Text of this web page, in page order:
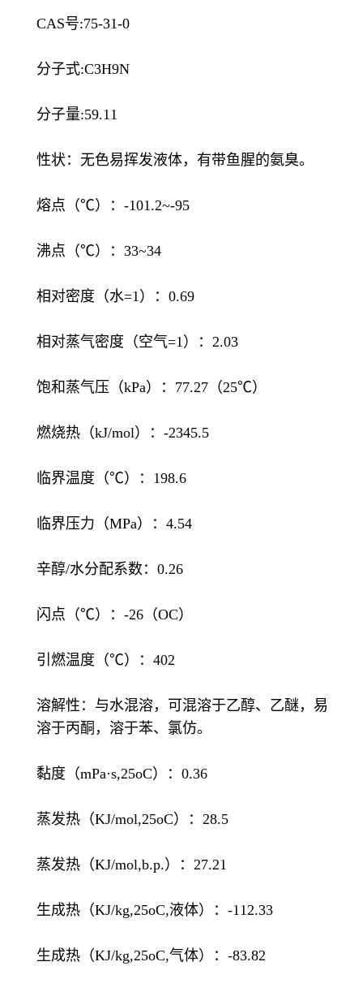
CAS号:75-31-0
分子式:C3H9N
分子量:59.11
性状：无色易挥发液体，有带鱼腥的氨臭。
熔点（℃）：-101.2~-95
沸点（℃）：33~34
相对密度（水=1）：0.69
相对蒸气密度（空气=1）：2.03
饱和蒸气压（kPa）：77.27（25℃）
燃烧热（kJ/mol）：-2345.5
临界温度（℃）：198.6
临界压力（MPa）：4.54
辛醇/水分配系数：0.26
闪点（℃）：-26（OC）
引燃温度（℃）：402
溶解性：与水混溶，可混溶于乙醇、乙醚，易
溶于丙酮，溶于苯、氯仿。
黏度（mPa·s,25oC）：0.36
蒸发热（KJ/mol,25oC）：28.5
蒸发热（KJ/mol,b.p.）：27.21
生成热（KJ/kg,25oC,液体）：-112.33
生成热（KJ/kg,25oC,气体）：-83.82